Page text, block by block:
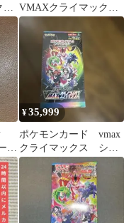
ラ
VMAXクライマックス
244/184
チ
¥35,999
ポケモンカード vmax
クライマックス シュ
リンク付きBox